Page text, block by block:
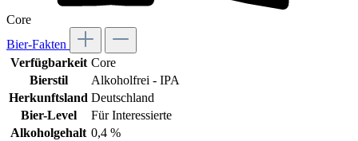
Core
Bier-Fakten
Verfügbarkeit Core
Bierstil
Alkoholfrei - IPA
Herkunftsland Deutschland
Bier-Level
Für Interessierte
Alkoholgehalt 0,4 %